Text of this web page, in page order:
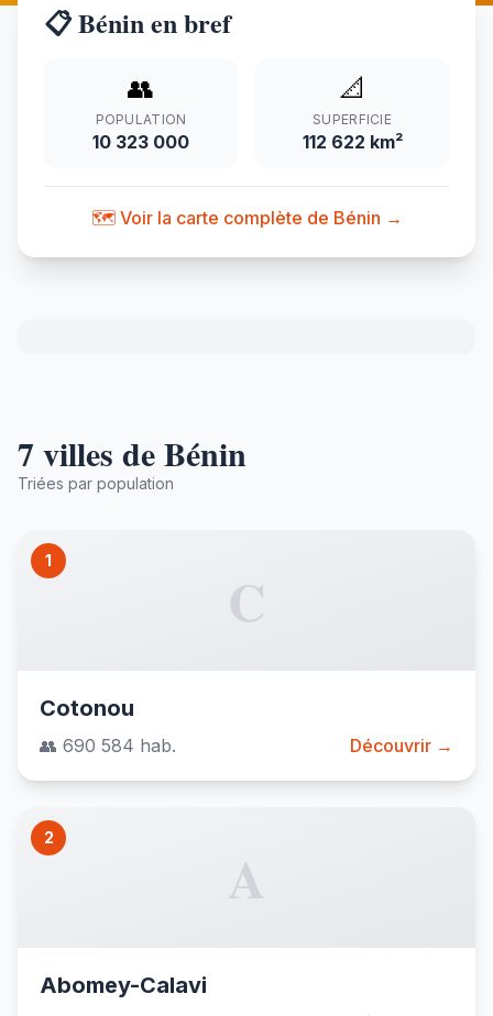
📋 Bénin en bref
👥
POPULATION
10 323 000
📐
SUPERFICIE
112 622 km²
🗺️ Voir la carte complète de Bénin →
7 villes de Bénin
Triées par population
1
C
Cotonou
👥 690 584 hab. Découvrir →
2
A
Abomey-Calavi